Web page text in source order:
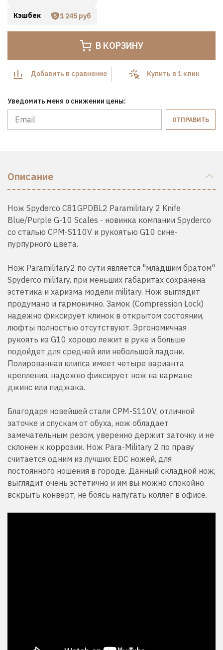
Кэшбек 1 245 руб
В КОРЗИНУ
Добавить в сравнение Купить в 1 клик
Уведомить меня о снижении цены:
ОТПРАВИТЬ
Описание
Нож Spyderco C81GPDBL2 Paramilitary 2 Knife
Blue/Purple G-10 Scales - новинка компании Spyderco
со сталью CPM-S110V и рукоятью G10 сине-
пурпурного цвета.
Нож Paramilitary2 по сути является "младшим братом"
Spyderco military, при меньших габаритах сохранена
эстетика и харизма модели military. Нож выглядит
продумано и гармонично. Замок (Compression Lock)
надежно фиксирует клинок в открытом состоянии,
люфты полностью отсутствуют. Эргономичная
рукоять из G10 хорошо лежит в руке и больше
подойдет для средней или небольшой ладони.
Полированная клипса имеет четыре варианта
крепления, надежно фиксирует нож на кармане
джинс или пиджака.
Благодаря новейшей стали CPM-S110V, отличной
заточке и спускам от обуха, нож обладает
замечательным резом, уверенно держит заточку и не
склонен к коррозии. Нож Para-Military 2 по праву
считается одним из лучших EDC ножей, для
постоянного ношения в городе. Данный складной нож,
выглядит очень эстетично и им вы можно спокойно
вскрыть конверт, не боясь напугать коллег в офисе.